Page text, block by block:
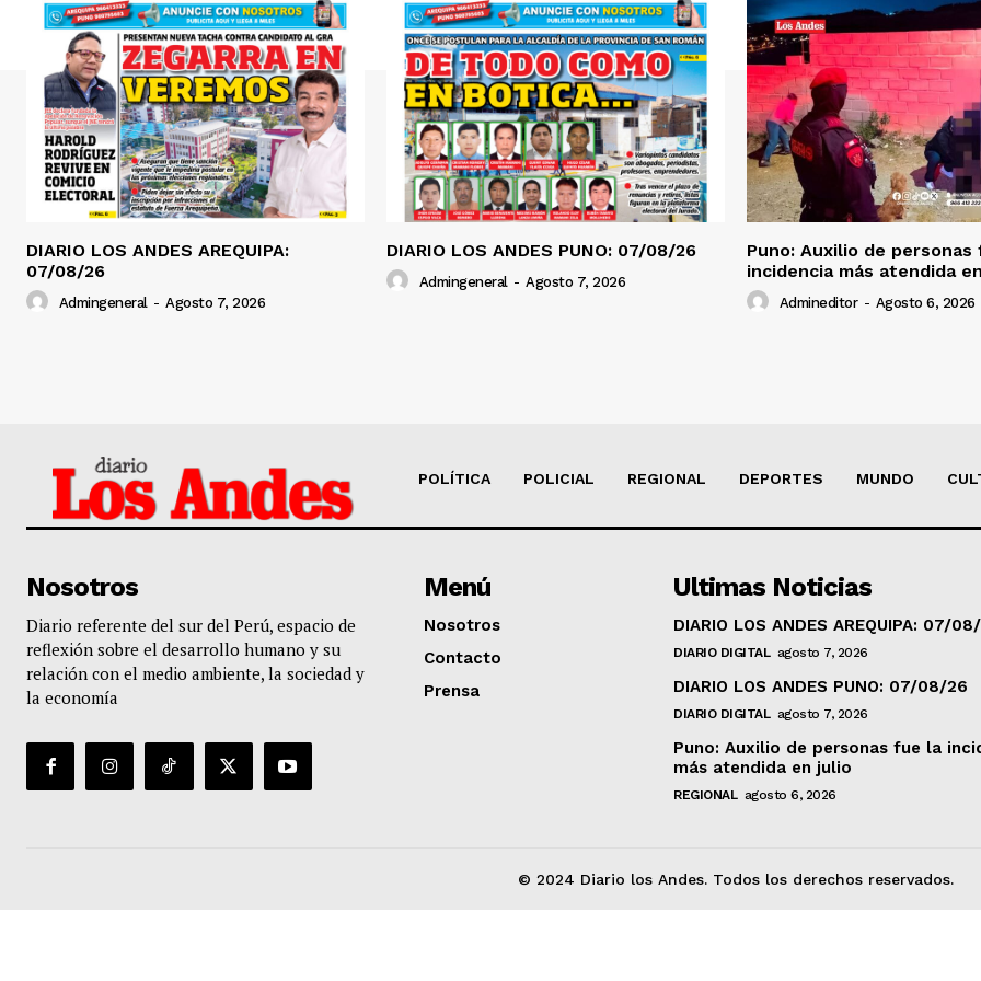
DIARIO LOS ANDES AREQUIPA:
07/08/26
Admingeneral - Agosto 7, 2026
DIARIO LOS ANDES PUNO: 07/08/26
Admingeneral - Agosto 7, 2026
Puno: Auxilio de personas
incidencia más atendida
Admineditor - Agosto 6, 2026
POLÍTICA POLICIAL REGIONAL DEPORTES MUNDO
Nosotros
Diario referente del sur del Perú, espacio de
reflexión sobre el desarrollo humano y su
relación con el medio ambiente, la sociedad y
la economía
Menú
Nosotros
Contacto
Prensa
Ultimas Noticias
DIARIO LOS ANDES AREQUIPA: 07/
DIARIO DIGITAL agosto 7, 2026
DIARIO LOS ANDES PUNO: 07/08/26
DIARIO DIGITAL agosto 7, 2026
Puno: Auxilio de personas fue la
más atendida en julio
REGIONAL agosto 6, 2026
© 2024 Diario los Andes. Todos los derechos reservados.